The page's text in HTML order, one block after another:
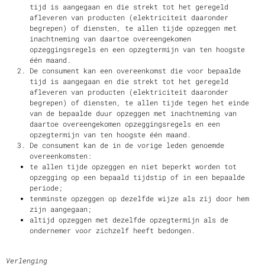
tijd is aangegaan en die strekt tot het geregeld
afleveren van producten (elektriciteit daaronder
begrepen) of diensten, te allen tijde opzeggen met
inachtneming van daartoe overeengekomen
opzeggingsregels en een opzegtermijn van ten hoogste
één maand.
De consument kan een overeenkomst die voor bepaalde
tijd is aangegaan en die strekt tot het geregeld
afleveren van producten (elektriciteit daaronder
begrepen) of diensten, te allen tijde tegen het einde
van de bepaalde duur opzeggen met inachtneming van
daartoe overeengekomen opzeggingsregels en een
opzegtermijn van ten hoogste één maand.
De consument kan de in de vorige leden genoemde
overeenkomsten:
te allen tijde opzeggen en niet beperkt worden tot
opzegging op een bepaald tijdstip of in een bepaalde
periode;
tenminste opzeggen op dezelfde wijze als zij door hem
zijn aangegaan;
altijd opzeggen met dezelfde opzegtermijn als de
ondernemer voor zichzelf heeft bedongen.
Verlenging